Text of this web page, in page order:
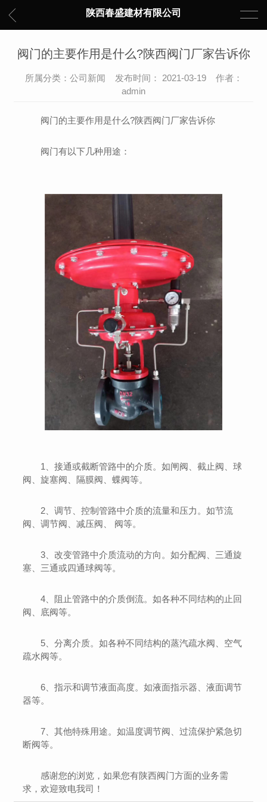
陕西春盛建材有限公司
阀门的主要作用是什么?陕西阀门厂家告诉你
所属分类：公司新闻 发布时间： 2021-03-19 作者：
admin
阀门的主要作用是什么?陕西阀门厂家告诉你
阀门有以下几种用途：
1、接通或截断管路中的介质。如闸阀、截止阀、球
阀、旋塞阀、隔膜阀、蝶阀等。
2、调节、控制管路中介质的流量和压力。如节流
阀、调节阀、减压阀、 阀等。
3、改变管路中介质流动的方向。如分配阀、三通旋
塞、三通或四通球阀等。
4、阻止管路中的介质倒流。如各种不同结构的止回
阀、底阀等。
5、分离介质。如各种不同结构的蒸汽疏水阀、空气
疏水阀等。
6、指示和调节液面高度。如液面指示器、液面调节
器等。
7、其他特殊用途。如温度调节阀、过流保护紧急切
断阀等。
感谢您的浏览，如果您有陕西阀门方面的业务需
求，欢迎致电我司！